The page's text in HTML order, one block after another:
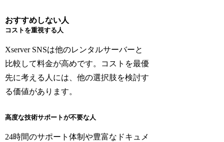
おすすめしない人
コストを重視する人
Xserver SNSは他のレンタルサーバーと
比較して料金が高めです。コストを最優
先に考える人には、他の選択肢を検討す
る価値があります。
高度な技術サポートが不要な人
24時間のサポート体制や豊富なドキュメ